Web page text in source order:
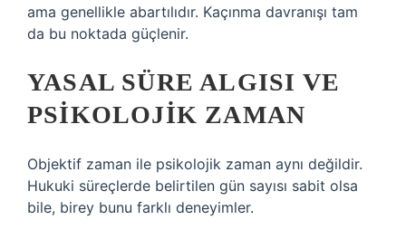
ama genellikle abartılıdır. Kaçınma davranışı tam
da bu noktada güçlenir.
YASAL SÜRE ALGISI VE
PSIKOLOJIK ZAMAN
Objektif zaman ile psikolojik zaman aynı değildir.
Hukuki süreçlerde belirtilen gün sayısı sabit olsa
bile, birey bunu farklı deneyimler.